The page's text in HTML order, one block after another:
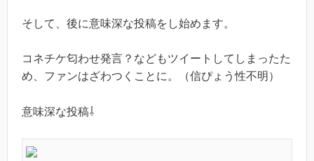
そして、後に意味深な投稿をし始めます。
コネチケ匂わせ発言？などもツイートしてしまったた
め、ファンはざわつくことに。（信ぴょう性不明）
意味深な投稿⇩